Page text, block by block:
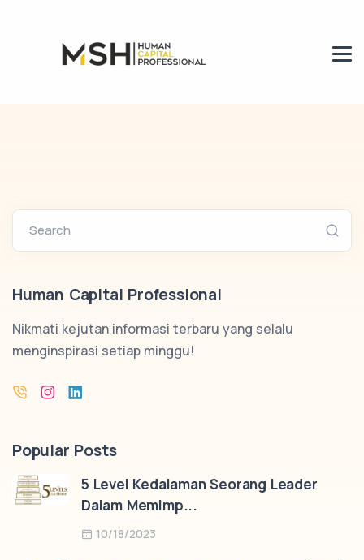
Search
Human Capital Professional
Nikmati kejutan informasi terbaru yang selalu
menginspirasi setiap minggu!
Popular Posts
5 Level Kedalaman Seorang Leader
Dalam Memimp...
10/18/2023